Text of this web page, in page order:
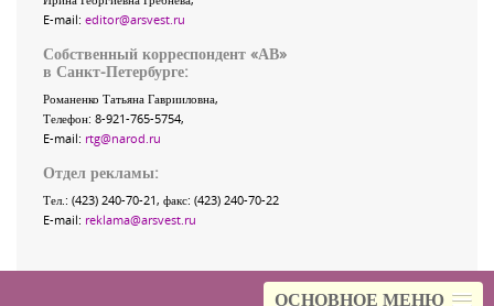
ОСНОВНОЕ МЕНЮ
E-mail: editor@arsvest.ru
Собственный корреспондент «АВ»
в Санкт-Петербурге:
Романенко Татьяна Гаврииловна,
Телефон: 8-921-765-5754,
E-mail: rtg@narod.ru
Отдел рекламы:
Тел.: (423) 240-70-21, факс: (423) 240-70-22
E-mail: reklama@arsvest.ru